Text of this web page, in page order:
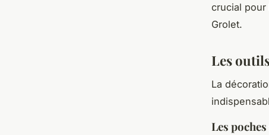
crucial
Grolet.
Les
La
Les